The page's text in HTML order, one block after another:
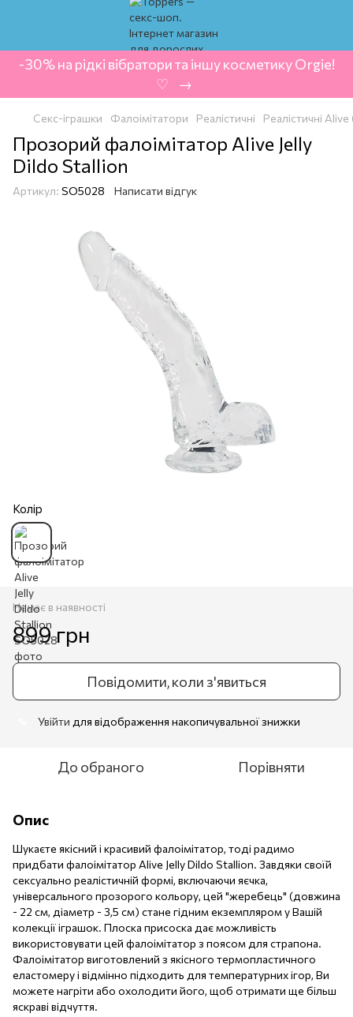
-30% на рідкі вібратори та іншу косметику Orgie!
‍ ♡ ‍ → ‍
Секс-іграшки Фалоімітатори Реалістичні Реалістичні Alive
Прозорий фалоімітатор Alive Jelly
Dildo Stallion
Артикул: SO5028 Написати відгук
Колір
Немає в наявності
899 грн
Повідомити, коли з'явиться
Увійти для відображення накопичувальної знижки
До обраного Порівняти
Опис
Шукаєте якісний і красивий фалоімітатор, тоді радимо
придбати фалоімітатор Alive Jelly Dildo Stallion. Завдяки своїй
сексуально реалістичній формі, включаючи яєчка,
універсального прозорого кольору, цей "жеребець" (довжина
- 22 см, діаметр - 3,5 см) стане гідним екземпляром у Вашій
колекції іграшок. Плоска присоска дає можливість
використовувати цей фалоімітатор з поясом для страпона.
Фалоімітатор виготовлений з якісного термопластичного
еластомеру і відмінно підходить для температурних ігор, Ви
можете нагріти або охолодити його, щоб отримати ще більш
яскраві відчуття.